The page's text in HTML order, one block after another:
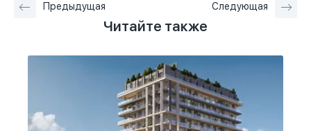
Предыдущая Следующая
Читайте также